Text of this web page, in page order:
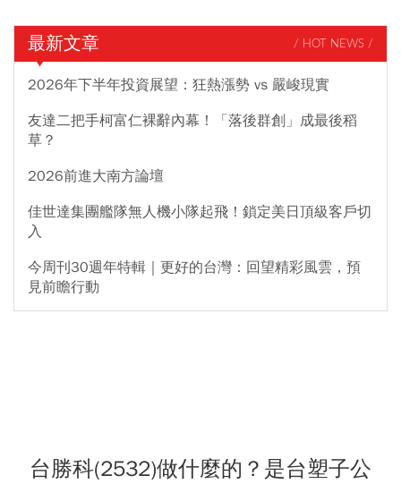
最新文章 / HOT NEWS /
2026年下半年投資展望：狂熱漲勢 vs 嚴峻現實
友達二把手柯富仁裸辭內幕！「落後群創」成最後稻
草？
2026前進大南方論壇
佳世達集團艦隊無人機小隊起飛！鎖定美日頂級客戶切
入
今周刊30週年特輯｜更好的台灣：回望精彩風雲，預
見前瞻行動
台勝科(2532)做什麼的？是台塑子公